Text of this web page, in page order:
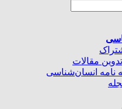
مقالات
نامه انسان‌شناسی